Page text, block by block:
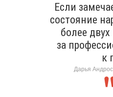
Если
состояние
более
за
к
Дарья